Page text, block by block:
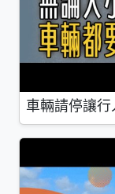
車輛請停讓行